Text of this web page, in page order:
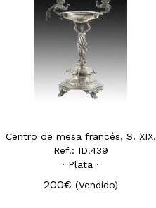
Centro de mesa francés, S. XIX.
Ref.: ID.439
· Plata ·
200€ (Vendido)